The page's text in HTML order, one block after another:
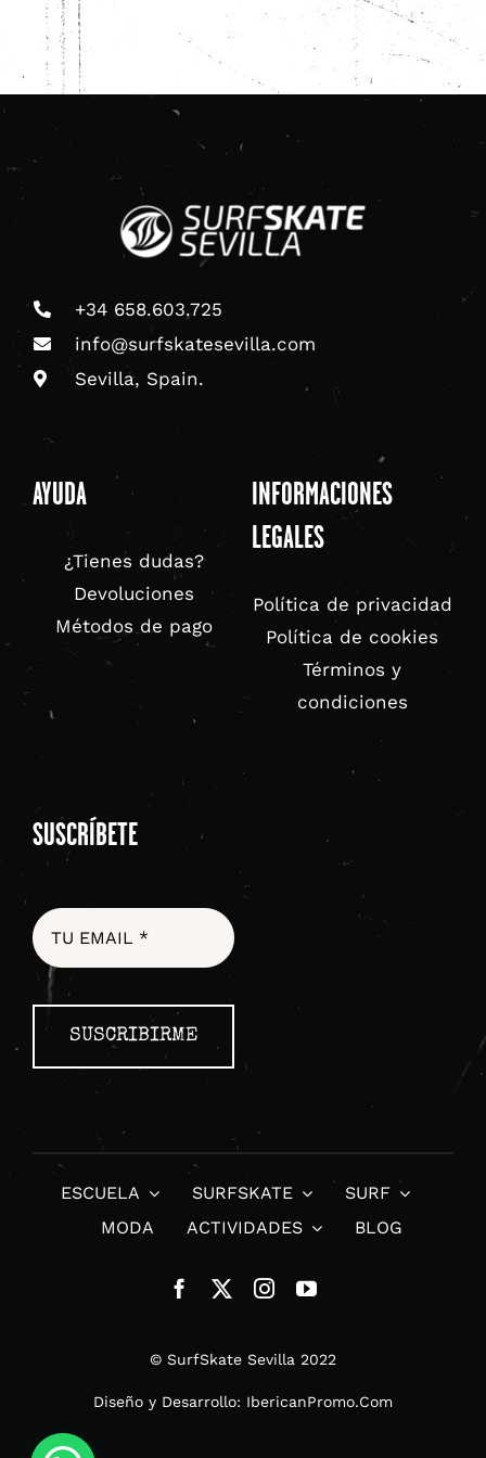
+34 658.603.725
info@surfskatesevilla.com
Sevilla, Spain.
AYUDA
¿Tienes dudas?
Devoluciones
Métodos de pago
INFORMACIONES
LEGALES
Política de privacidad
Política de cookies
Términos y
condiciones
SUSCRÍBETE
SUSCRIBIRME
ESCUELA SURFSKATE
SURF
MODA
ACTIVIDADES BLOG
© SurfSkate Sevilla 2022
Diseño y Desarrollo: IbericanPromo.Com